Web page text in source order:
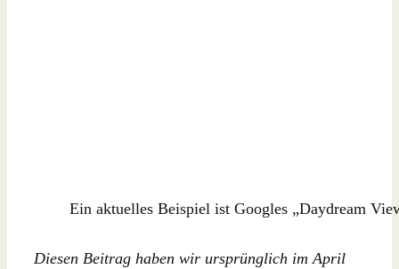
Ein aktuelles Beispiel ist Googles „Daydream
Diesen Beitrag haben wir ursprünglich im April